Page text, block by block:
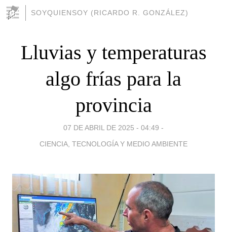
SOYQUIENSOY (RICARDO R. GONZÁLEZ)
Lluvias y temperaturas
algo frías para la
provincia
07 DE ABRIL DE 2025 - 04:49 -
CIENCIA, TECNOLOGÍA Y MEDIO AMBIENTE